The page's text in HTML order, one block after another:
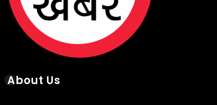
About Us